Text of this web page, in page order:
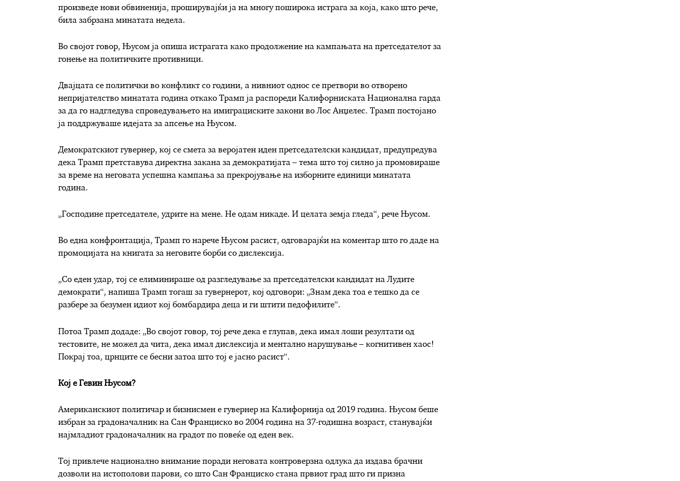
произведе нови обвиненија, проширувајќи ја на многу поширока истрага за која, како што рече,
била забрзана минатата недела.
Во својот говор, Њусом ја опиша истрагата како продолжение на кампањата на претседателот за
гонење на политичките противници.
Двајцата се политички во конфликт со години, а нивниот однос се претвори во отворено
непријателство минатата година откако Трамп ја распореди Калифорниската Национална гарда
за да го надгледува спроведувањето на имиграциските закони во Лос Анџелес. Трамп постојано
ја поддржуваше идејата за апсење на Њусом.
Демократскиот гувернер, кој се смета за веројатен иден претседателски кандидат, предупредува
дека Трамп претставува директна закана за демократијата – тема што тој силно ја промовираше
за време на неговата успешна кампања за прекројување на изборните единици минатата
година.
„Господине претседателе, удрите на мене. Не одам никаде. И целата земја гледа“, рече Њусом.
Во една конфронтација, Трамп го нарече Њусом расист, одговарајќи на коментар што го даде на
промоцијата на книгата за неговите борби со дислексија.
„Со еден удар, тој се елиминираше од разгледување за претседателски кандидат на Лудите
демократи“, напиша Трамп тогаш за гувернерот, кој одговори: „Знам дека тоа е тешко да се
разбере за безумен идиот кој бомбардира деца и ги штити педофилите“.
Потоа Трамп додаде: „Во својот говор, тој рече дека е глупав, дека имал лоши резултати од
тестовите, не можел да чита, дека имал дислексија и ментално нарушување – когнитивен хаос!
Покрај тоа, црнците се бесни затоа што тој е јасно расист“.
Кој е Гевин Њусом?
Американскиот политичар и бизнисмен е гувернер на Калифорнија од 2019 година. Њусом беше
избран за градоначалник на Сан Франциско во 2004 година на 37-годишна возраст, станувајќи
најмладиот градоначалник на градот по повеќе од еден век.
Тој привлече национално внимание поради неговата контроверзна одлука да издава брачни
дозволи на истополови парови, со што Сан Франциско стана првиот град што ги призна